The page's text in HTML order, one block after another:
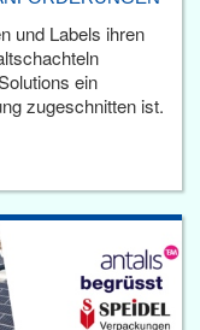
und Labels ihren
ein
zugeschnitten ist.